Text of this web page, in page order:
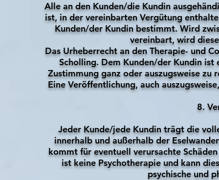
Alle an den Kunden/die Kundin
ist, in der vereinbarten Vergütung
Kunden/der Kundin bestimmt. Wird
vereinbart, wird
Das Urheberrecht an den Therapie- und
Scholling. Dem Kunden/der Kundin
Zustimmung ganz oder auszugsweise
Eine Veröffentlichung, auch
8.
Jeder Kunde/jede Kundin trägt die
innerhalb und außerhalb der
kommt für eventuell verursachte
ist keine Psychotherapie und kann
psychische und